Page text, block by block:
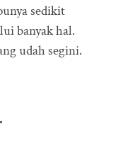
sedikit
banyak hal.
udah segini.